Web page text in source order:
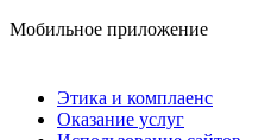
Мобильное приложение
Этика и комплаенс
Оказание услуг